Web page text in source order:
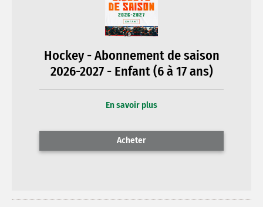
Hockey - Abonnement de saison
2026-2027 - Enfant (6 à 17 ans)
En savoir plus
Acheter